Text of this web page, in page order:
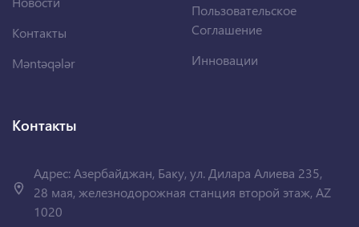
Контакты
Məntəqələr
Пользовательское
Соглашение
Инновации
Контакты
Адрес: Азербайджан, Баку, ул. Дилара Алиева 235,
28 мая, железнодорожная станция второй этаж, AZ
1020